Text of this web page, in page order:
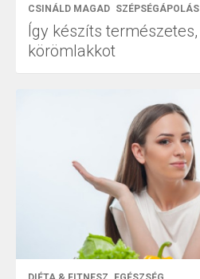
CSINÁLD MAGAD
Így készíts
körömlakkot